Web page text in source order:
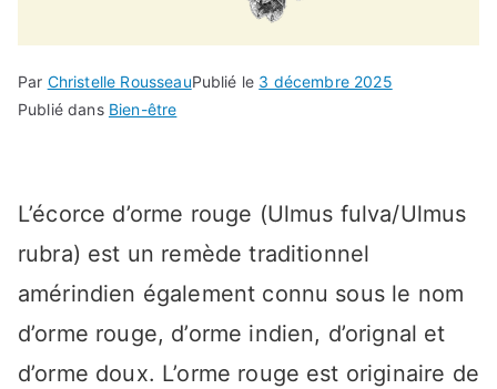
Par Christelle RousseauPublié le 3 décembre 2025
Publié dans Bien-être
L’écorce d’orme rouge (Ulmus fulva/Ulmus
rubra) est un remède traditionnel
amérindien également connu sous le nom
d’orme rouge, d’orme indien, d’orignal et
d’orme doux. L’orme rouge est originaire de